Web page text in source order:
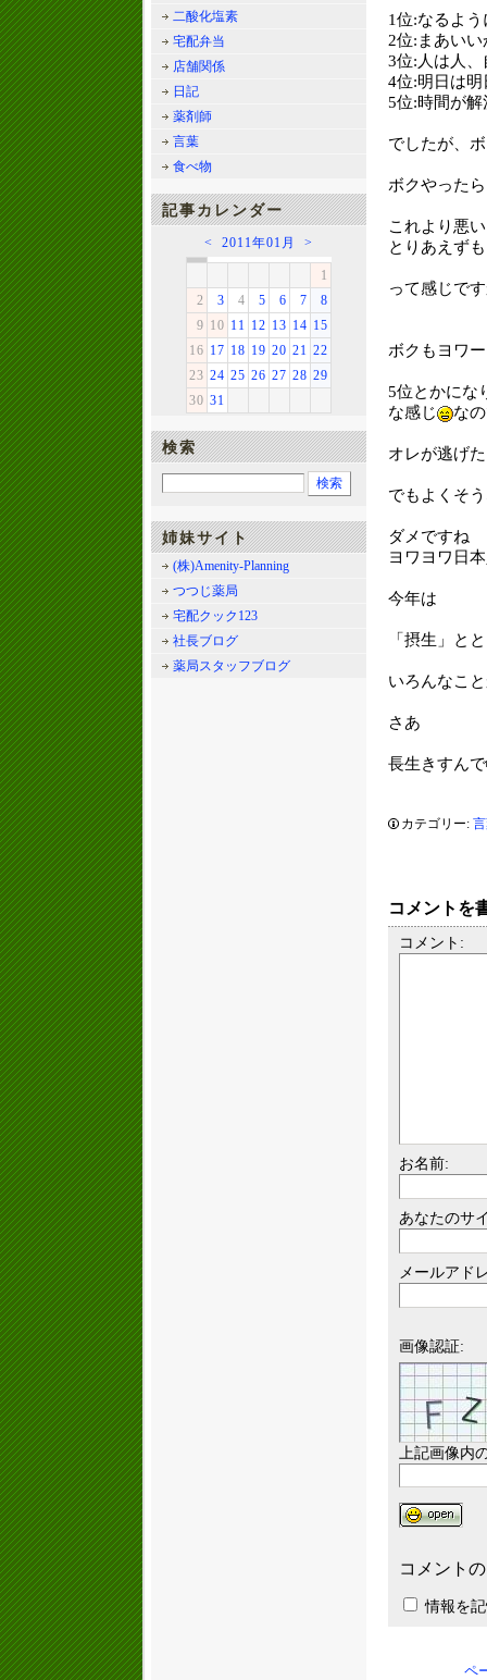
1位:なるよ
2位:まあい
3位:人は人
4位:明日は
5位:時間が
でしたが、
ボクやったら
これより悪
とりあえず
って感じで
ボクもヨワ
5位とかにな
な感じ
な
オレが逃げ
でもよくそ
ダメですね
ヨワヨワ日
今年は
「摂生」と
いろんなこ
さあ
長生きすんで
カテゴリー:
コメントを
コメント:
お名前:
あなたのサ
メールアド
画像認証:
上記画像内
コメント
情報を
二酸化塩素
宅配弁当
店舗関係
日記
薬剤師
言葉
食べ物
記事カレンダー
< 2011年01月 >
1
2
3 4 5 6 7
8
9 10 11 12 13 14 15
16 17 18 19 20 21 22
23 24 25 26 27 28 29
30 31
検索
姉妹サイト
(株)Amenity-Planning
つつじ薬局
宅配クック123
社長ブログ
薬局スタッフブログ
ペ